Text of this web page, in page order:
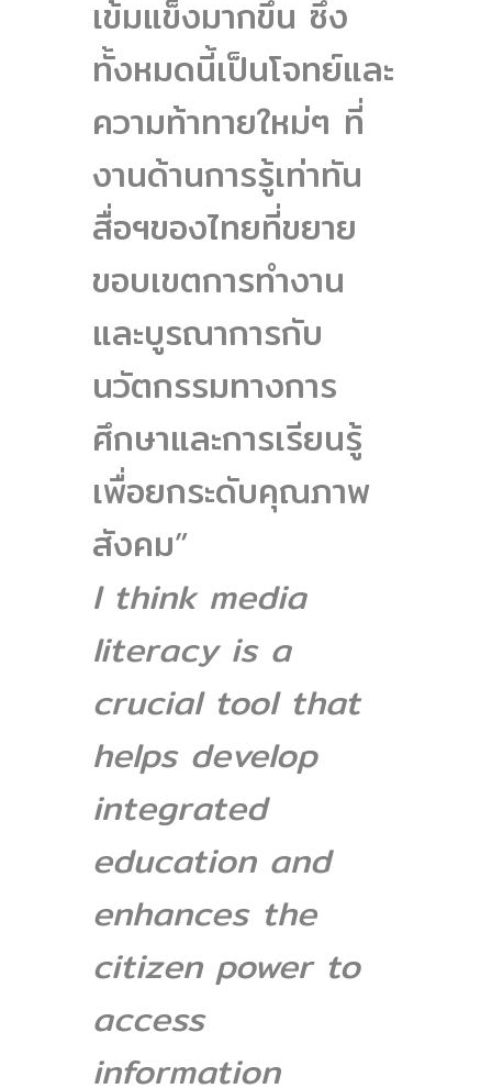
เข้มแข็งมากขึ้น ซึ่ง
ทั้งหมดนี้เป็นโจทย์และ
ความท้าทายใหม่ๆ ที่
งานด้านการรู้เท่าทัน
สื่อฯของไทยที่ขยาย
ขอบเขตการทำงาน
และบูรณาการกับ
นวัตกรรมทางการ
ศึกษาและการเรียนรู้
เพื่อยกระดับคุณภาพ
สังคม”
I think media
literacy is a
crucial tool that
helps develop
integrated
education and
enhances the
citizen power to
access
information